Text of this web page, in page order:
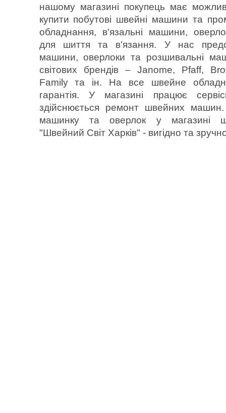
нашому магазині покупець має
купити побутові швейні машини та
обладнання, в'язальні машини,
для шиття та в'язання. У нас
машини, оверлоки та розшивальні
світових брендів – Janome, Pfaff,
Family та ін. На все швейне
гарантія. У магазині працює
здійснюється ремонт швейних
машинку та оверлок у магазині
"Швейний Світ Харків" - вигідно та